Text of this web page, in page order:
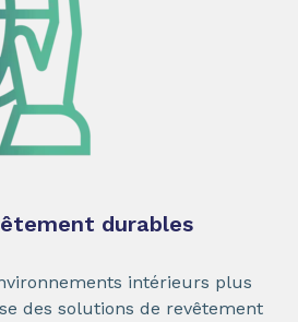
durables
intérieurs plus
des solutions de revêtement